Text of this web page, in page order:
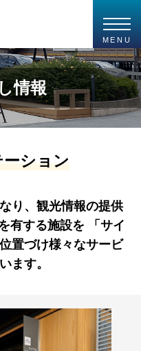
MENU
情報
ション
り、観光情報の提供
有する施設を 「サイ
置づけ様々なサービ
ます。